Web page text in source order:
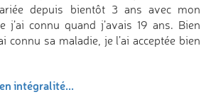
depuis bientôt 3 ans avec mon
j’ai connu quand j’avais 19 ans. Bien
connu sa maladie, je l’ai acceptée bien
intégralité...